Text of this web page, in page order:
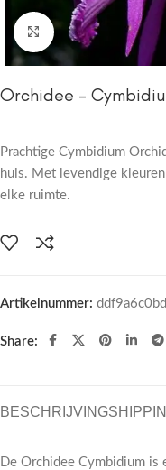
Click to enlarge
Orchidee –
Prachtige Cymbidium
huis. Met levendige
elke ruimte.
Artikelnummer:
Share:
BESCHRIJVING
De Orchidee Cymbidium is